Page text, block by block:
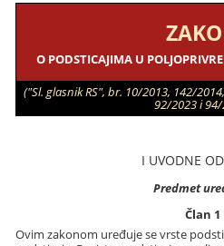
O PODSTICAJIMA U
("Sl. glasnik RS", br. 10/2013, 142/
92/2023 i
I UVODNE
Predmet
Član 1
Ovim zakonom uređuje se vrste